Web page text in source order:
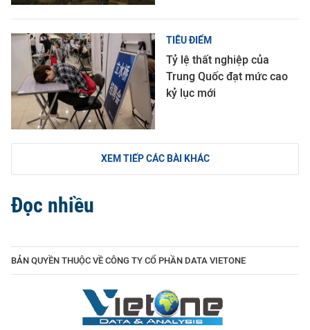
TIÊU ĐIỂM
Tỷ lệ thất nghiệp của
Trung Quốc đạt mức cao
kỷ lục mới
XEM TIẾP CÁC BÀI KHÁC
Đọc nhiều
BẢN QUYỀN THUỘC VỀ CÔNG TY CỔ PHẦN DATA VIETONE